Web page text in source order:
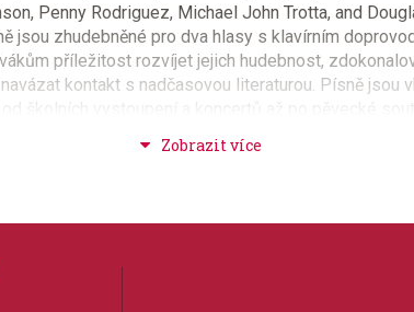
Penny Rodriguez, Michael John Trotta, and
jsou zhudebněné pro dva hlasy s klavírním
příležitost rozvíjet jejich hudebnost,
kontakt s nadčasovou literaturou. Písně jsou
(Folliott S. Pierpoint)
(Sara Teasdale)